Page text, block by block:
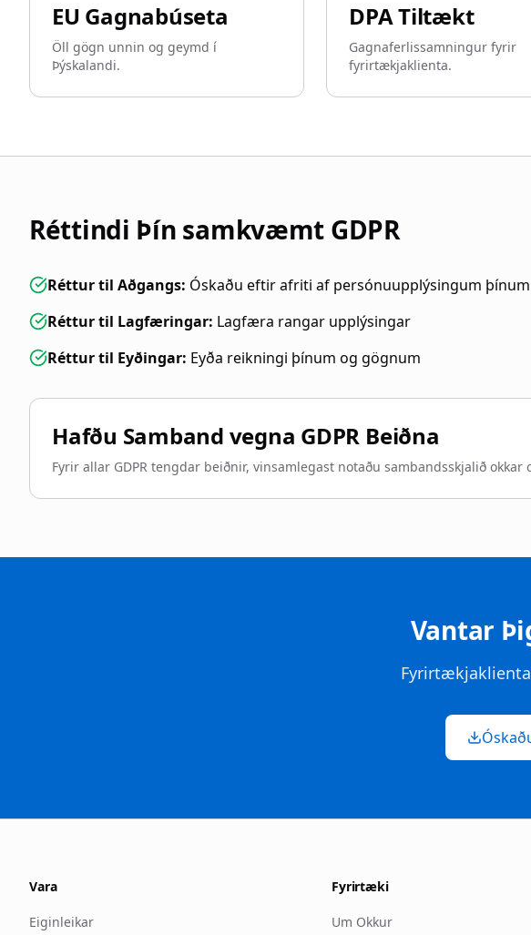
EU Gagnabúseta
Öll gögn unnin og geymd í
Þýskalandi.
DPA Tiltækt
Gagnaferlissamningur fyrir
fyrirtækjaklienta.
Réttindi Þín samkvæmt GDPR
Réttur til Aðgangs: Óskaðu eftir afriti af persónuupplýsingum þínum
Réttur til Lagfæringar: Lagfæra rangar upplýsingar
Réttur til Eyðingar: Eyða reikningi þínum og gögnum
Hafðu Samband vegna GDPR Beiðna
Fyrir allar GDPR tengdar beiðnir, vinsamlegast notaðu sambandsskjalið
Vantar
Vara
Eiginleikar
Fyrirtæki
Um Okkur